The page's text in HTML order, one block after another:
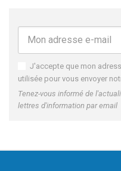
J'accepte que mon
utilisée pour vous envoyer
Tenez-vous informé de
lettres d'information par email